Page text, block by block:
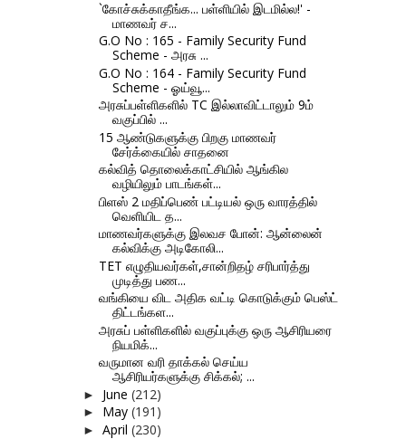
`கோச்சுக்காதீங்க... பள்ளியில் இடமில்ல!' -
மாணவர் ச...
G.O No : 165 - Family Security Fund
Scheme - அரசு ...
G.O No : 164 - Family Security Fund
Scheme - ஓய்வூ...
அரசுப்பள்ளிகளில் TC இல்லாவிட்டாலும் 9ம்
வகுப்பில் ...
15 ஆண்டுகளுக்கு பிறகு மாணவர்
சேர்க்கையில் சாதனை
கல்வித் தொலைக்காட்சியில் ஆங்கில
வழியிலும் பாடங்கள்...
பிளஸ் 2 மதிப்பெண் பட்டியல் ஒரு வாரத்தில்
வெளியிட த...
மாணவர்களுக்கு இலவச போன்: ஆன்லைன்
கல்விக்கு அடிகோலி...
TET எழுதியவர்கள்,சான்றிதழ் சரிபார்த்து
முடித்து பண...
வங்கியை விட அதிக வட்டி கொடுக்கும் பெஸ்ட்
திட்டங்கள...
அரசுப் பள்ளிகளில் வகுப்புக்கு ஒரு ஆசிரியரை
நியமிக்...
வருமான வரி தாக்கல் செய்ய
ஆசிரியர்களுக்கு சிக்கல்; ...
► June (212)
► May (191)
► April (230)